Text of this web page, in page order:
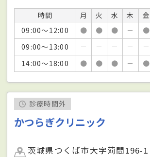
時間 月 火 水 木 金
09:00～12:00
● ● ● － ●
09:00～13:00
－ － － － －
14:00～18:00
● ● ● － ●
診療時間外
かつらぎクリニック
茨城県つくば市大字苅間196-1